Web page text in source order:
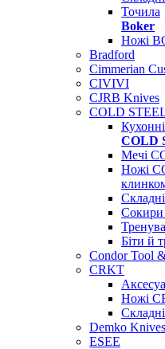
Точила
Boker
Ножі
Bradford
Cimmerian
CIVIVI
CJRB Knives
COLD
COLD
Мечі
Ножі
Сокири
Біти й
Condor Tool
CRKT
Ножі
Demko Knives
ESEE